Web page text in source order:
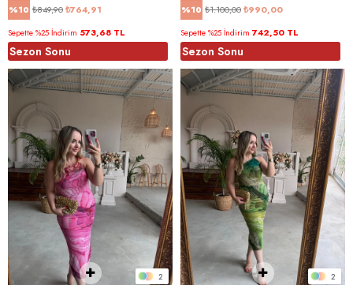
%10 ₺764,91
₺849,90
Sepette %25 İndirim 573,68 TL
Sezon Sonu
%10 ₺990,00
₺1.100,00
Sepette %25 İndirim 742,50 TL
Sezon Sonu
2 2